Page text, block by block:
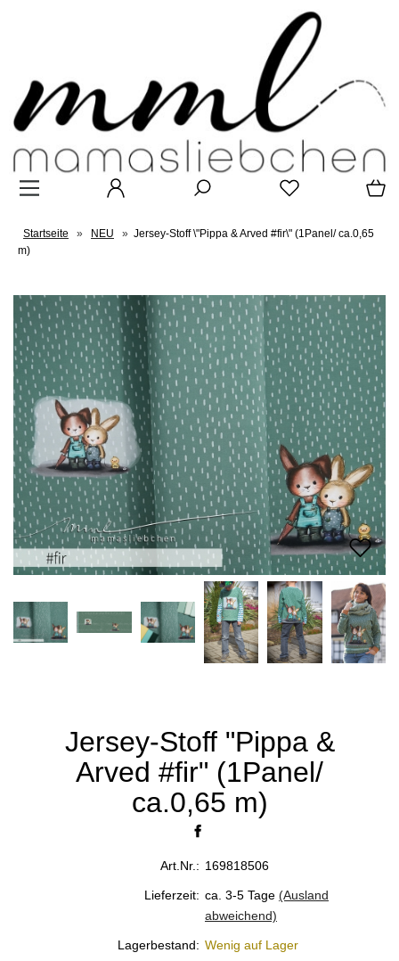
Startseite » NEU » Jersey-Stoff \"Pippa & Arved #fir\" (1Panel/ ca.0,65
m)
Jersey-Stoff "Pippa &
Arved #fir" (1Panel/
ca.0,65 m)
Art.Nr.: 169818506
Lieferzeit: ca. 3-5 Tage (Ausland
abweichend)
Lagerbestand: Wenig auf Lager